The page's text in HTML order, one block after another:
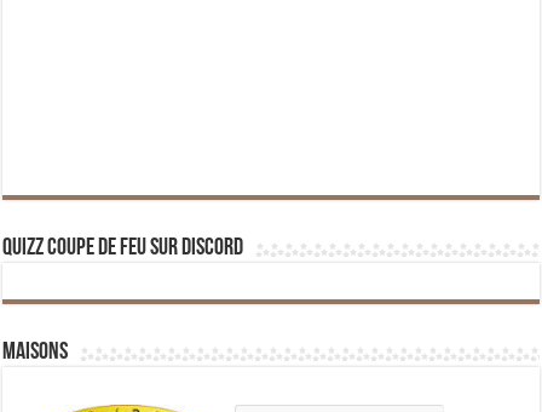
Quizz Coupe de Feu sur Discord
Maisons